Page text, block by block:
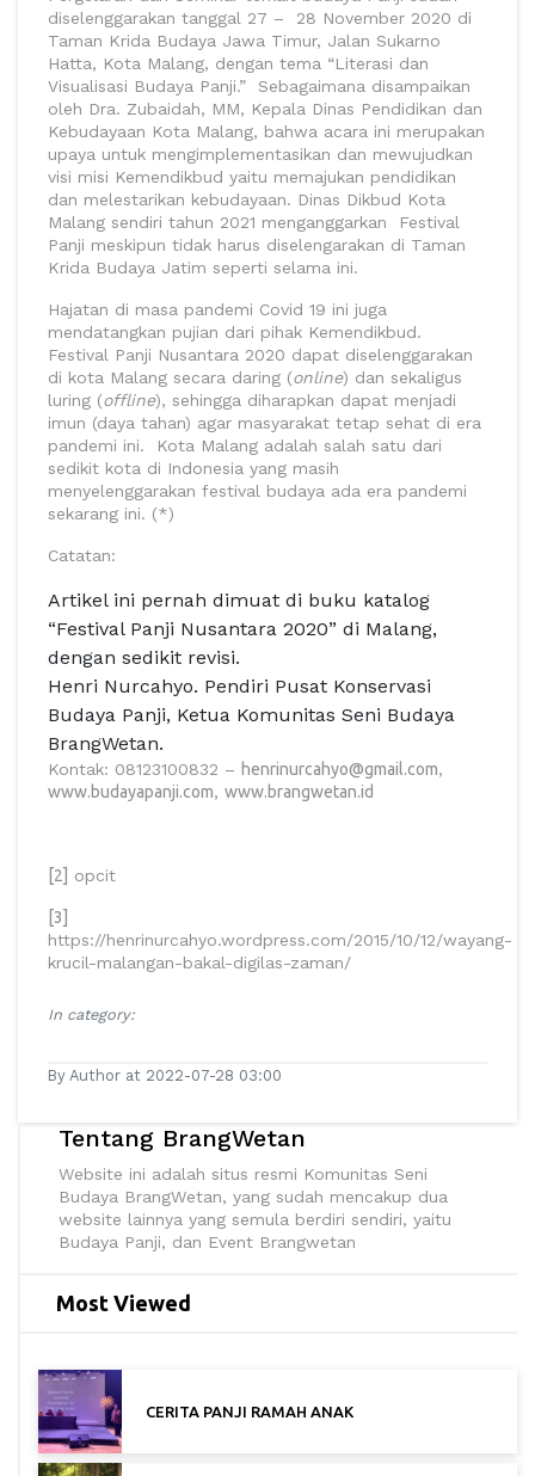
diselenggarakan tanggal 27 – 28 November 2020 di
Taman Krida Budaya Jawa Timur, Jalan Sukarno
Hatta, Kota Malang, dengan tema “Literasi dan
Visualisasi Budaya Panji.” Sebagaimana disampaikan
oleh Dra. Zubaidah, MM, Kepala Dinas Pendidikan dan
Kebudayaan Kota Malang, bahwa acara ini merupakan
upaya untuk mengimplementasikan dan mewujudkan
visi misi Kemendikbud yaitu memajukan pendidikan
dan melestarikan kebudayaan. Dinas Dikbud Kota
Malang sendiri tahun 2021 menganggarkan Festival
Panji meskipun tidak harus diselengarakan di Taman
Krida Budaya Jatim seperti selama ini.
Hajatan di masa pandemi Covid 19 ini juga
mendatangkan pujian dari pihak Kemendikbud.
Festival Panji Nusantara 2020 dapat diselenggarakan
di kota Malang secara daring (online) dan sekaligus
luring (offline), sehingga diharapkan dapat menjadi
imun (daya tahan) agar masyarakat tetap sehat di era
pandemi ini. Kota Malang adalah salah satu dari
sedikit kota di Indonesia yang masih
menyelenggarakan festival budaya ada era pandemi
sekarang ini. (*)
Catatan:
Artikel ini pernah dimuat di buku katalog
“Festival Panji Nusantara 2020” di Malang,
dengan sedikit revisi.
Henri Nurcahyo. Pendiri Pusat Konservasi
Budaya Panji, Ketua Komunitas Seni Budaya
BrangWetan.
Kontak: 08123100832 – henrinurcahyo@gmail.com,
www.budayapanji.com, www.brangwetan.id
[2] opcit
[3]
https://henrinurcahyo.wordpress.com/2015/10/12/wayang-
krucil-malangan-bakal-digilas-zaman/
In category:
By Author at 2022-07-28 03:00
Tentang BrangWetan
Website ini adalah situs resmi Komunitas Seni
Budaya BrangWetan, yang sudah mencakup dua
website lainnya yang semula berdiri sendiri, yaitu
Budaya Panji, dan Event Brangwetan
Most Viewed
CERITA PANJI RAMAH ANAK